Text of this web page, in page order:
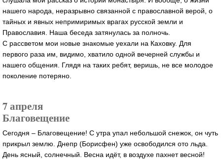
нашего народа, неразрывно связанной с православной верой, о
тайных и явных непримиримых врагах русской земли и
Православия. Наша беседа затянулась за полночь.
С рассветом мои новые знакомые уехали на Каховку. Для
первого раза им, видимо, хватило одной вечерней службы и
нашего общения. Глядя на таких ребят, веришь, не все молодое
поколение потеряно.
7 апреля
Благовещение
Сегодня – Благовещение! С утра упал небольшой снежок, он чуть
прикрыл землю. Днепр (Борисфен) уже освободился ото льда.
День ясный, солнечный. Весна идёт, в воздухе пахнет весной!